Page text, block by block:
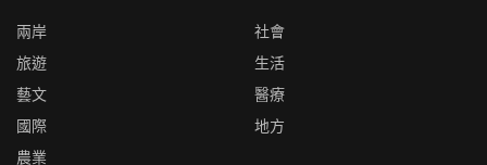
兩岸
社會
旅遊
生活
藝文
醫療
國際
地方
農業